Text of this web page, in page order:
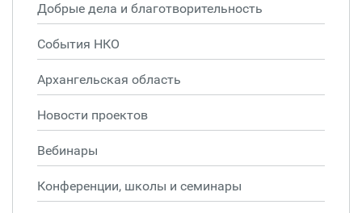
Добрые дела и благотворительность
События НКО
Архангельская область
Новости проектов
Вебинары
Конференции, школы и семинары